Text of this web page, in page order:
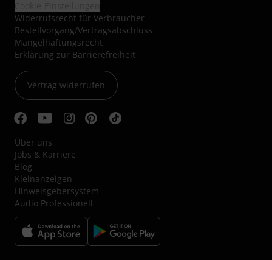
Widerrufsrecht für Verbraucher
Bestellvorgang/Vertragsabschluss
Mängelhaftungsrecht
Erklärung zur Barrierefreiheit
Vertrag widerrufen
Über uns
Jobs & Karriere
Blog
Kleinanzeigen
Hinweisgebersystem
Audio Professionell